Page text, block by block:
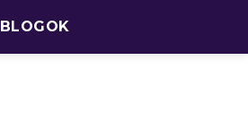
BLOGOK